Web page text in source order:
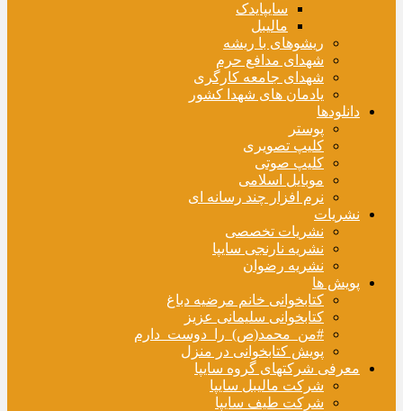
سایپایدک
مالیبل
ریشوهای با ریشه
شهدای مدافع حرم
شهدای جامعه کارگری
یادمان های شهدا کشور
دانلودها
پوستر
کلیپ تصویری
کلیپ صوتی
موبایل اسلامی
نرم افزار چند رسانه ای
نشریات
نشریات تخصصی
نشریه نارنجی سایپا
نشریه رضوان
پویش ها
کتابخوانی خانم مرضیه دباغ
کتابخوانی سلیمانی عزیز
#من_محمد(ص)_را_دوست_دارم
پویش کتابخوانی در منزل
معرفی شرکتهای گروه سایپا
شرکت مالیبل سایپا
شرکت طیف سایپا